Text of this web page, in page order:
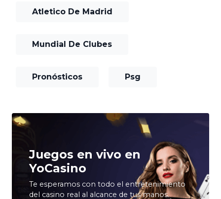
Atletico De Madrid
Mundial De Clubes
Pronósticos Psg
Juegos en vivo en
YoCasino
Te esperamos con todo el entretenimiento
del casino real al alcance de tus manos.